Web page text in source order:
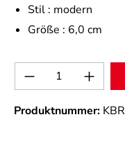
Stil : modern
Größe : 6,0 cm
Produkt
Produktnummer: